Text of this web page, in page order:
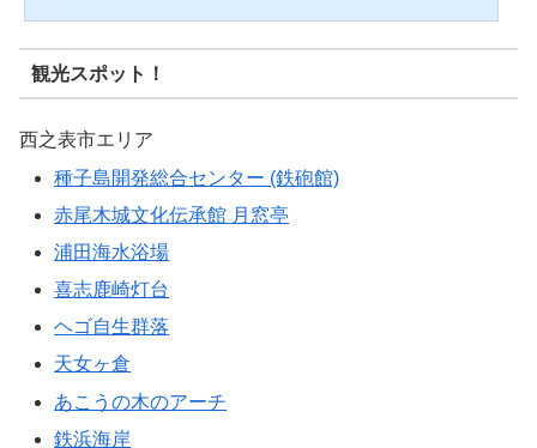
観光スポット！
西之表市エリア
種子島開発総合センター (鉄砲館)
赤尾木城文化伝承館 月窓亭
浦田海水浴場
喜志鹿崎灯台
ヘゴ自生群落
天女ヶ倉
あこうの木のアーチ
鉄浜海岸